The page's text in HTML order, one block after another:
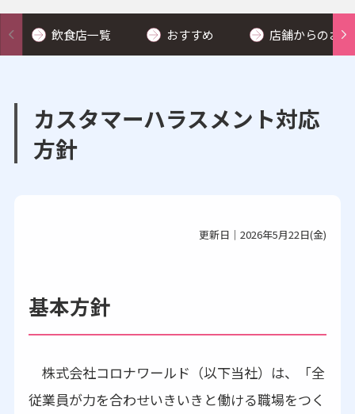
飲食店一覧 おすすめ 店舗からのお
カスタマーハラスメント対応
方針
更新日｜2026年5月22日(金)
基本方針
株式会社コロナワールド（以下当社）は、「全
従業員が力を合わせいきいきと働ける職場をつく